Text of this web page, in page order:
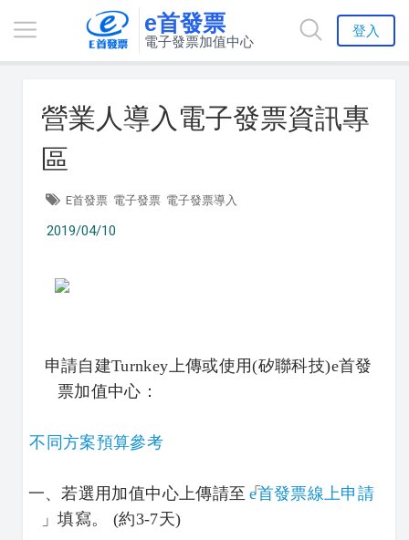
e首發票
電子發票加值中心
登入
營業人導入電子發票資訊專
區
E首發票 電子發票 電子發票導入
2019/04/10
申請自建Turnkey上傳或使用(矽聯科技)e首發
票加值中心：
不同方案預算參考
一、若選用 加值中心上傳請至「e首發票線上申請
」填寫。 (約3-7天)